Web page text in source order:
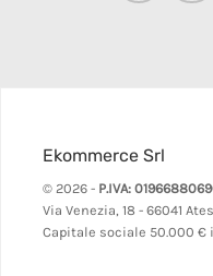
Ekommerce Srl
© 2026 - P.IVA:
Via Venezia, 18 - 66041
Capitale sociale 50.000 €